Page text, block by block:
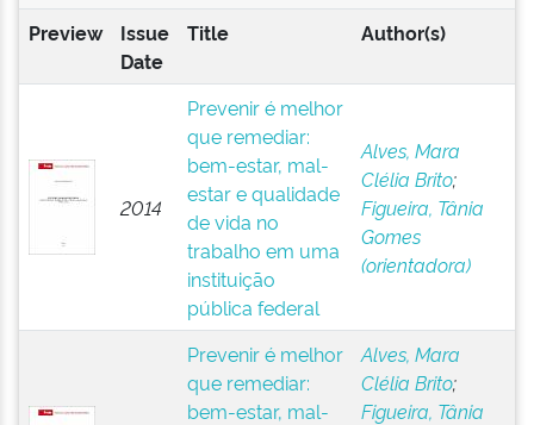
Preview
Issue
Date
Title Author(s)
2014
Prevenir é melhor
que remediar:
bem-estar, mal-
estar e qualidade
de vida no
trabalho em uma
instituição
pública federal
Alves, Mara
Clélia Brito;
Figueira, Tânia
Gomes
(orientadora)
Prevenir é melhor
que remediar:
bem-estar, mal-
Alves, Mara
Clélia Brito;
Figueira, Tânia